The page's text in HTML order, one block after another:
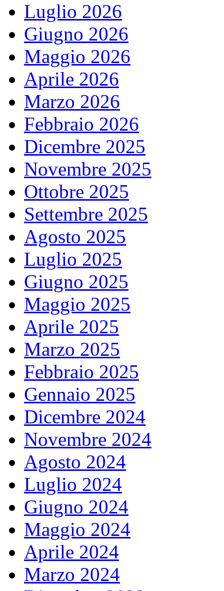
Luglio 2026
Giugno 2026
Maggio 2026
Aprile 2026
Marzo 2026
Febbraio 2026
Dicembre 2025
Novembre 2025
Ottobre 2025
Settembre 2025
Agosto 2025
Luglio 2025
Giugno 2025
Maggio 2025
Aprile 2025
Marzo 2025
Febbraio 2025
Gennaio 2025
Dicembre 2024
Novembre 2024
Agosto 2024
Luglio 2024
Giugno 2024
Maggio 2024
Aprile 2024
Marzo 2024